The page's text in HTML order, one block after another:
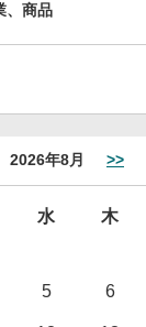
、商品
2026年8月 >>
水 木
5 6